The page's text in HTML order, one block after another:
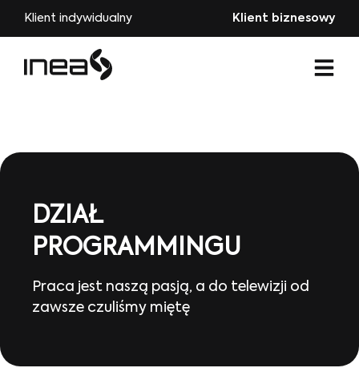
Klient indywidualny Klient biznesowy
DZIAŁ
PROGRAMMINGU
Praca jest naszą pasją, a do telewizji od
zawsze czuliśmy miętę